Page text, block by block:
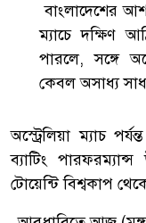
বাংলাদেশের
ম্যাচে দক্ষিণ
পারলে, সঙ্গে
কেবল অসাধ্য
অস্ট্রেলিয়া ম্যাচ
ব্যাটিং
টোয়েন্টি বিশ্বকাপ